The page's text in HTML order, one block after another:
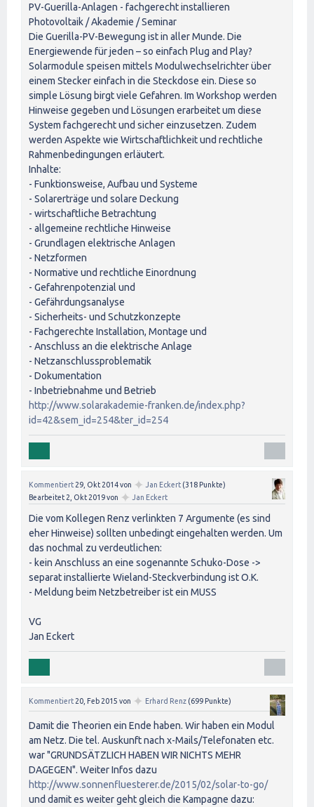
PV-Guerilla-Anlagen - fachgerecht installieren
Photovoltaik / Akademie / Seminar
Die Guerilla-PV-Bewegung ist in aller Munde. Die
Energiewende für jeden – so einfach Plug and Play?
Solarmodule speisen mittels Modulwechselrichter über
einem Stecker einfach in die Steckdose ein. Diese so
simple Lösung birgt viele Gefahren. Im Workshop werden
Hinweise gegeben und Lösungen erarbeitet um diese
System fachgerecht und sicher einzusetzen. Zudem
werden Aspekte wie Wirtschaftlichkeit und rechtliche
Rahmenbedingungen erläutert.
Inhalte:
- Funktionsweise, Aufbau und Systeme
- Solarerträge und solare Deckung
- wirtschaftliche Betrachtung
- allgemeine rechtliche Hinweise
- Grundlagen elektrische Anlagen
- Netzformen
- Normative und rechtliche Einordnung
- Gefahrenpotenzial und
- Gefährdungsanalyse
- Sicherheits- und Schutzkonzepte
- Fachgerechte Installation, Montage und
- Anschluss an die elektrische Anlage
- Netzanschlussproblematik
- Dokumentation
- Inbetriebnahme und Betrieb
http://www.solarakademie-franken.de/index.php?
id=42&sem_id=254&ter_id=254
Kommentiert 29, Okt 2014von ✦ Jan Eckert (318 Punkte)
Bearbeitet 2, Okt 2019von ✦ Jan Eckert
Die vom Kollegen Renz verlinkten 7 Argumente (es sind
eher Hinweise) sollten unbedingt eingehalten werden. Um
das nochmal zu verdeutlichen:
- kein Anschluss an eine sogenannte Schuko-Dose ->
separat installierte Wieland-Steckverbindung ist O.K.
- Meldung beim Netzbetreiber ist ein MUSS
VG
Jan Eckert
Kommentiert 20, Feb 2015 von ✦ Erhard Renz (699 Punkte)
Damit die Theorien ein Ende haben. Wir haben ein Modul
am Netz. Die tel. Auskunft nach x-Mails/Telefonaten etc.
war "GRUNDSÄTZLICH HABEN WIR NICHTS MEHR
DAGEGEN". Weiter Infos dazu
http://www.sonnenfluesterer.de/2015/02/solar-to-go/
und damit es weiter geht gleich die Kampagne dazu: